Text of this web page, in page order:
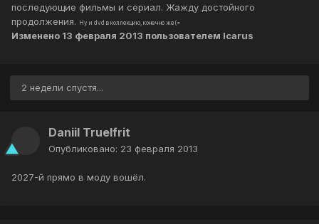
последующие фильмы и сериал. Жажду достойного
продолжения.
Ну и dvd в коллекцию, конечно же(=
Изменено 13 февраля 2013 пользователем Icarus
2 недели спустя...
Daniil TrueIfrit
Опубликовано: 23 февраля 2013
2027-й прямо в моду вошёл.